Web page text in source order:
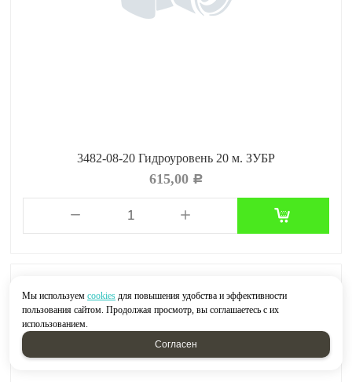
3482-08-20 Гидроуровень 20 м. ЗУБР
615,00 Р
Мы используем cookies для повышения удобства и эффективности
пользования сайтом. Продолжая просмотр, вы соглашаетесь с их
использованием.
Согласен